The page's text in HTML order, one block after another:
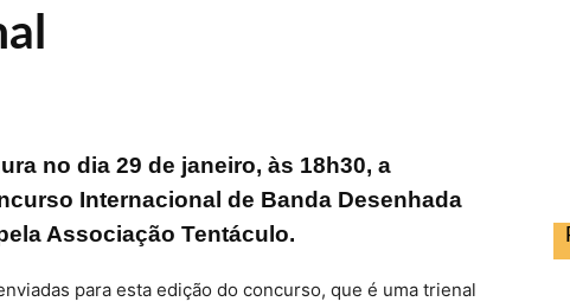
no dia 29 de janeiro, às 18h30, a
Internacional de Banda Desenhada
Associação Tentáculo.
para esta edição do concurso, que é uma trienal